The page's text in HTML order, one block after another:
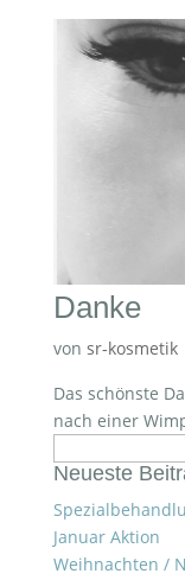
Danke
von sr-kosmetik
Das schönste
nach einer
nach:
Neueste
Januar Aktion
Weihnachten /